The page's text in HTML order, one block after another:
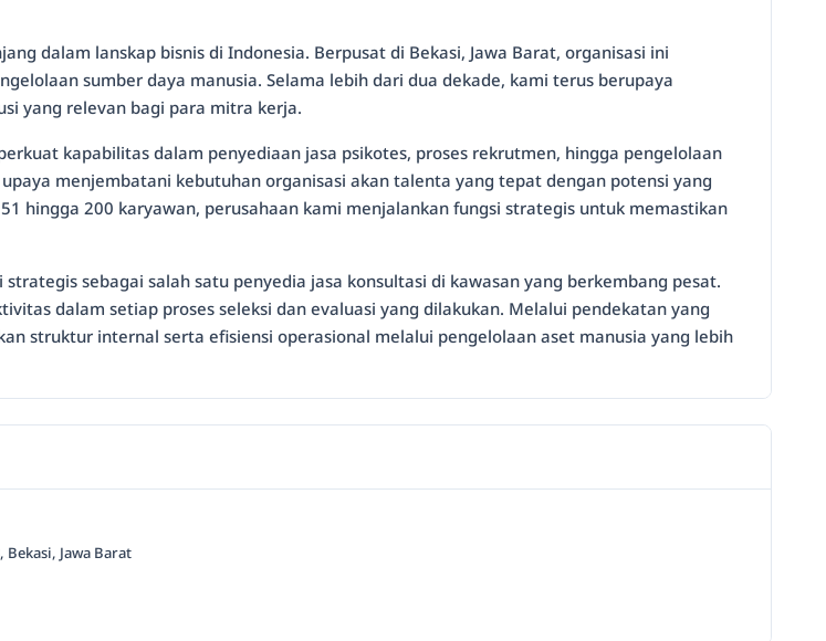
dalam lanskap bisnis di Indonesia. Berpusat di Bekasi, Jawa Barat, organisasi ini
sumber daya manusia. Selama lebih dari dua dekade, kami terus berupaya
yang relevan bagi para mitra kerja.
kapabilitas dalam penyediaan jasa psikotes, proses rekrutmen, hingga pengelolaan
menjembatani kebutuhan organisasi akan talenta yang tepat dengan potensi yang
hingga 200 karyawan, perusahaan kami menjalankan fungsi strategis untuk memastikan
sebagai salah satu penyedia jasa konsultasi di kawasan yang berkembang pesat.
dalam setiap proses seleksi dan evaluasi yang dilakukan. Melalui pendekatan yang
struktur internal serta efisiensi operasional melalui pengelolaan aset manusia yang lebih
Bekasi, Jawa Barat